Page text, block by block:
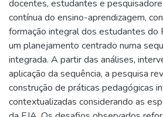
docentes, estudantes e
contínua do ensino-aprendizagem,
formação integral dos estudantes do
um planejamento centrado numa
integrada. A partir das análises,
aplicação da sequência, a pesquisa
construção de práticas pedagógicas
contextualizadas considerando as